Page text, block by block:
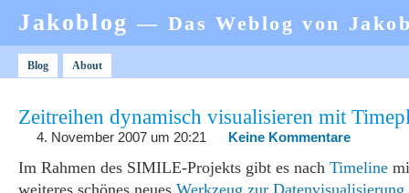
Jakoblog— Das Weblog von
Blog About
Zeitreihen dynamisch visualisieren mit
4. November 2007 um 20:21 Keine Kommentare
Im Rahmen des SIMILE-Projekts gibt es nach Timeline
weiteres schönes neues Werkzeug zur Datenvisualisierung.